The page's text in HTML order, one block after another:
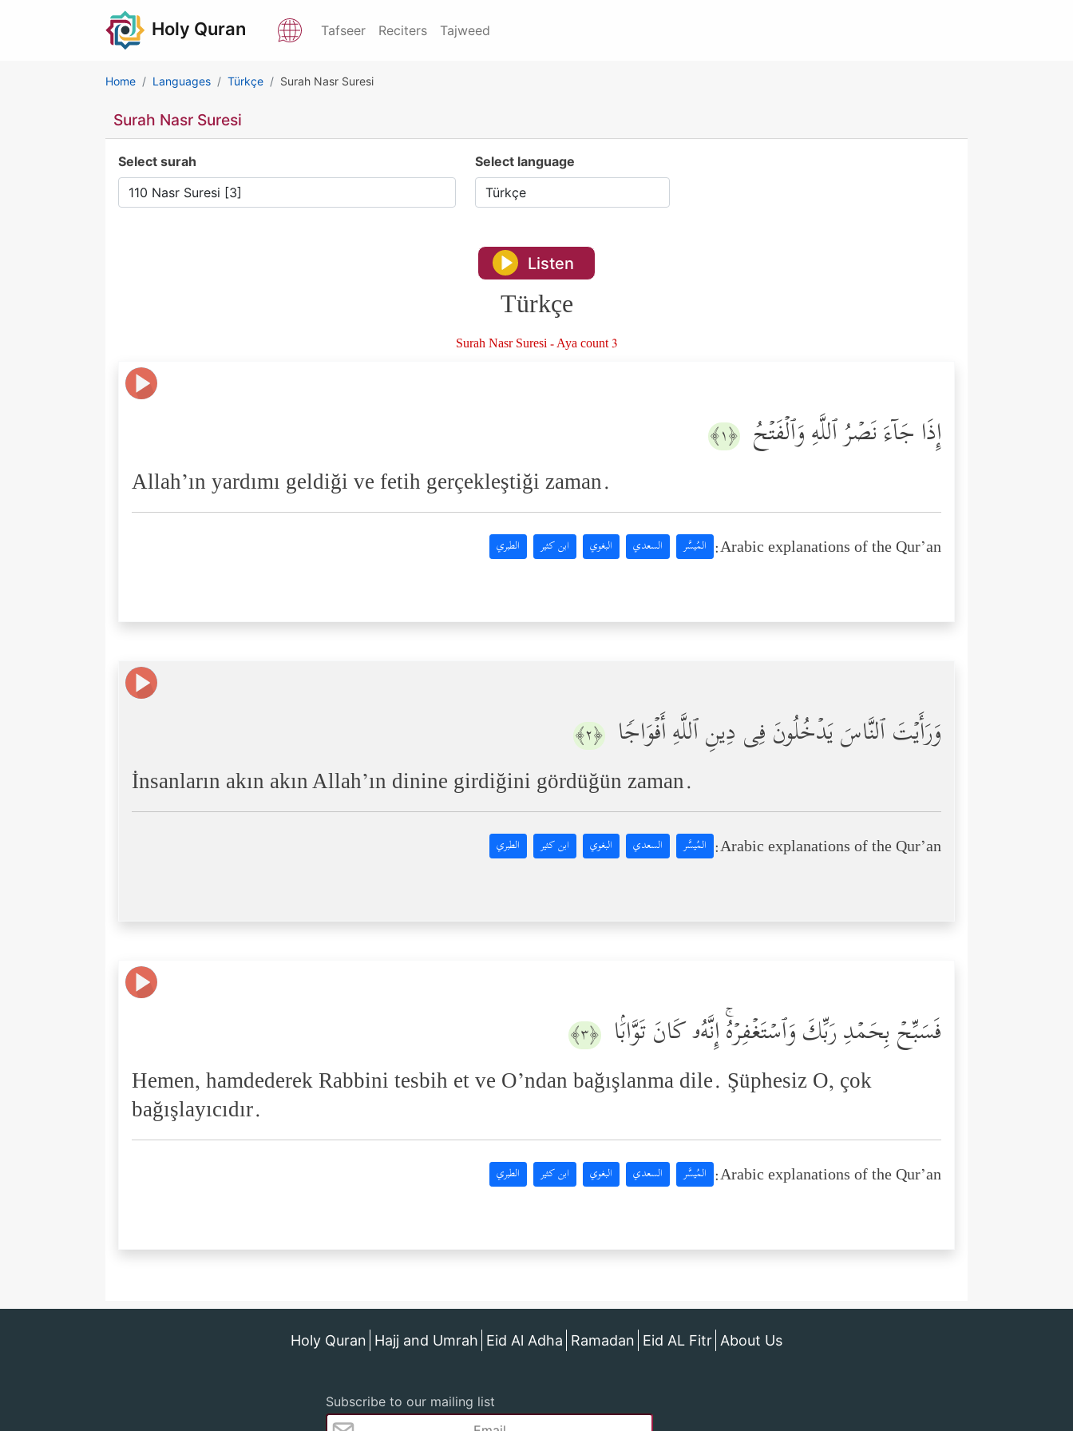
Holy Quran Tafseer Reciters Tajweed
Home Languages Türkçe Surah Nasr Suresi
Surah Nasr Suresi
Select surah Select language
Listen
Türkçe
Surah Nasr Suresi - Aya count 3
إِذَا جَاۤءَ نَصۡرُ ٱللَّهِ وَٱلۡفَتۡحُ ﴿١﴾
Allah’ın yardımı geldiği ve fetih gerçekleştiği zaman.
Arabic explanations of the Qur’an: المُيسَّر السعدي البغوي ابن كثير الطبري
وَرَأَیۡتَ ٱلنَّاسَ یَدۡخُلُونَ فِی دِینِ ٱللَّهِ أَفۡوَاجࣰا ﴿٢﴾
İnsanların akın akın Allah’ın dinine girdiğini gördüğün zaman.
Arabic explanations of the Qur’an: المُيسَّر السعدي البغوي ابن كثير الطبري
فَسَبِّحۡ بِحَمۡدِ رَبِّكَ وَٱسۡتَغۡفِرۡهُۚ إِنَّهُۥ كَانَ تَوَّابَۢا ﴿٣﴾
Hemen, hamdederek Rabbini tesbih et ve O’ndan bağışlanma dile. Şüphesiz O, çok
bağışlayıcıdır.
Arabic explanations of the Qur’an: المُيسَّر السعدي البغوي ابن كثير الطبري
Holy Quran Hajj and Umrah Eid Al Adha Ramadan Eid AL Fitr About Us
Subscribe to our mailing list